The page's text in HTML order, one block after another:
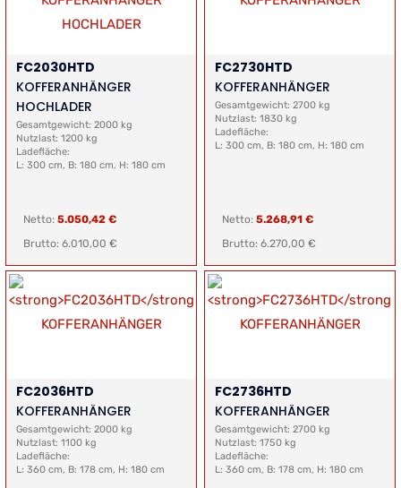
FC2030HTD
KOFFERANHÄNGER
HOCHLADER
Gesamtgewicht: 2000 kg
Nutzlast: 1200 kg
Ladefläche:
L: 300 cm, B: 180 cm, H: 180 cm
Netto: 5.050,42 €
Brutto: 6.010,00 €
FC2730HTD
KOFFERANHÄNGER
Gesamtgewicht: 2700 kg
Nutzlast: 1830 kg
Ladefläche:
L: 300 cm, B: 180 cm, H: 180 cm
Netto: 5.268,91 €
Brutto: 6.270,00 €
FC2036HTD
KOFFERANHÄNGER
Gesamtgewicht: 2000 kg
Nutzlast: 1100 kg
Ladefläche:
L: 360 cm, B: 178 cm, H: 180 cm
FC2736HTD
KOFFERANHÄNGER
Gesamtgewicht: 2700 kg
Nutzlast: 1750 kg
Ladefläche:
L: 360 cm, B: 178 cm, H: 180 cm